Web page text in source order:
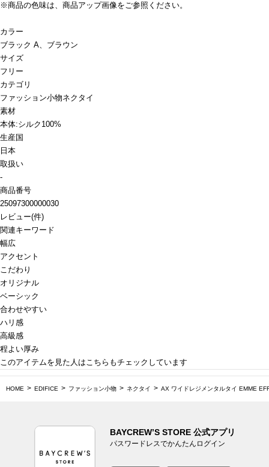
※商品の色味は、商品アップ画像をご参照ください。
カラー
ブラック A、ブラウン
サイズ
フリー
カテゴリ
ファッション小物ネクタイ
素材
本体:シルク100%
生産国
日本
取扱い
-
商品番号
25097300000030
レビュー(件)
関連キーワード
幅広
アクセント
こだわり
オリジナル
ベーシック
合わせやすい
ハリ感
高級感
程よい厚み
このアイテムを見た人はこちらもチェックしています
HOME EDIFICE ファッション小物 ネクタイ AX ワイドレジメンタルタイ EMME
BAYCREW’S STORE 公式アプリ
パスワードレスでかんたんログイン